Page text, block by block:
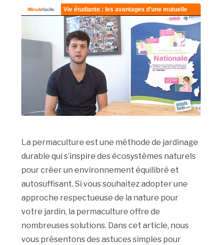
La permaculture est une méthode de jardinage
durable qui s’inspire des écosystèmes naturels
pour créer un environnement équilibré et
autosuffisant. Si vous souhaitez adopter une
approche respectueuse de la nature pour
votre jardin, la permaculture offre de
nombreuses solutions. Dans cet article, nous
vous présentons des astuces simples pour